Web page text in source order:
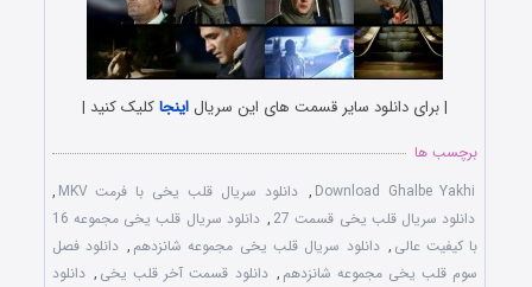
| برای دانلود سایر قسمت های این سریال اینجاکلیک کنید |
برچسب ها
Download Ghalbe Yakhi
, دانلود سریال قلب یخی با فرمت MKV
,
دانلود سریال قلب یخی قسمت 27
,
دانلود سریال قلب یخی مجموعه 16
با کیفیت عالی , دانلود سریال قلب یخی مجموعه شانزدهم , دانلود فصل
سوم قلب یخی مجموعه شانزدهم , دانلود قسمت آخر قلب یخی , دانلود